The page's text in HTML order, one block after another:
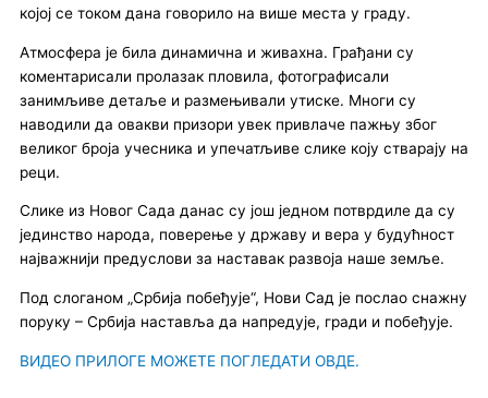
којој се током дана говорило на више места у граду.
Атмосфера је била динамична и живахна. Грађани су
коментарисали пролазак пловила, фотографисали
занимљиве детаље и размењивали утиске. Многи су
наводили да овакви призори увек привлаче пажњу због
великог броја учесника и упечатљиве слике коју стварају на
реци.
Слике из Новог Сада данас су још једном потврдиле да су
јединство народа, поверење у државу и вера у будућност
најважнији предуслови за наставак развоја наше земље.
Под слоганом „Србија побеђује“, Нови Сад је послао снажну
поруку – Србија наставља да напредује, гради и побеђује.
ВИДЕО ПРИЛОГЕ МОЖЕТЕ ПОГЛЕДАТИ ОВДЕ.